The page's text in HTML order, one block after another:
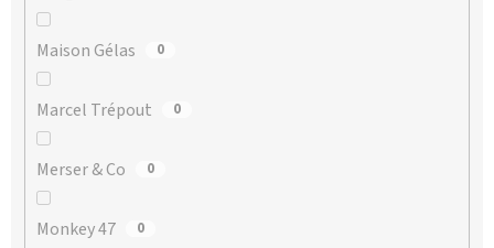
Maison Gélas 0
Marcel Trépout 0
Merser & Co 0
Monkey 47 0